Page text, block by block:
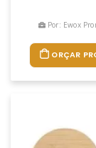
Por: Ewox
ORÇAR